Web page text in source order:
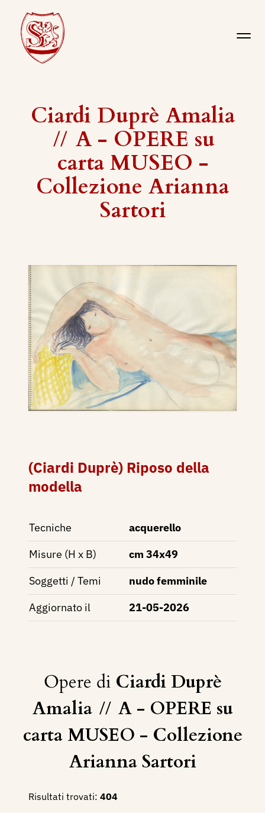
Ciardi Duprè Amalia
// A - OPERE su
carta MUSEO -
Collezione Arianna
Sartori
(Ciardi Duprè) Riposo della
modella
Tecniche
acquerello
Misure (H x B)
cm 34x49
Soggetti / Temi
nudo femminile
Aggiornato il
21-05-2026
Opere di Ciardi Duprè
Amalia // A - OPERE su
carta MUSEO - Collezione
Arianna Sartori
Risultati trovati: 404